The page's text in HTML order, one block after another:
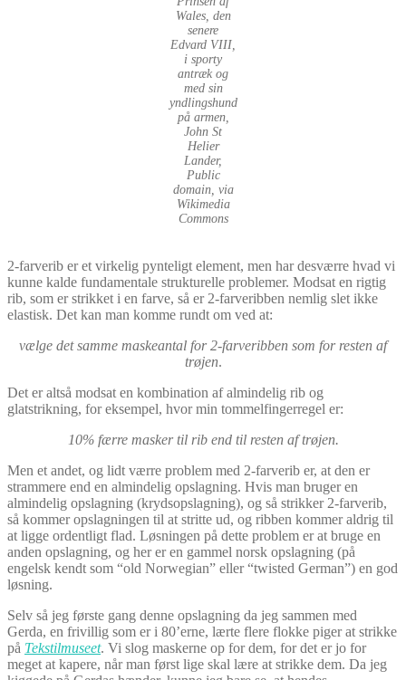
Wales, den
senere
Edvard VIII,
i sporty
antræk og
med sin
yndlingshund
på armen,
John St
Helier
Lander,
Public
domain, via
Wikimedia
Commons
2-farverib er et virkelig pynteligt element, men har desværre hvad vi
kunne kalde fundamentale strukturelle problemer. Modsat en rigtig
rib, som er strikket i en farve, så er 2-farveribben nemlig slet ikke
elastisk. Det kan man komme rundt om ved at:
vælge det samme maskeantal for 2-farveribben som for resten af
trøjen.
Det er altså modsat en kombination af almindelig rib og
glatstrikning, for eksempel, hvor min tommelfingerregel er:
10% færre masker til rib end til resten af trøjen.
Men et andet, og lidt værre problem med 2-farverib er, at den er
strammere end en almindelig opslagning. Hvis man bruger en
almindelig opslagning (krydsopslagning), og så strikker 2-farverib,
så kommer opslagningen til at stritte ud, og ribben kommer aldrig til
at ligge ordentligt flad. Løsningen på dette problem er at bruge en
anden opslagning, og her er en gammel norsk opslagning (på
engelsk kendt som “old Norwegian” eller “twisted German”) en god
løsning.
Selv så jeg første gang denne opslagning da jeg sammen med
Gerda, en frivillig som er i 80’erne, lærte flere flokke piger at strikke
på Tekstilmuseet. Vi slog maskerne op for dem, for det er jo for
meget at kapere, når man først lige skal lære at strikke dem. Da jeg